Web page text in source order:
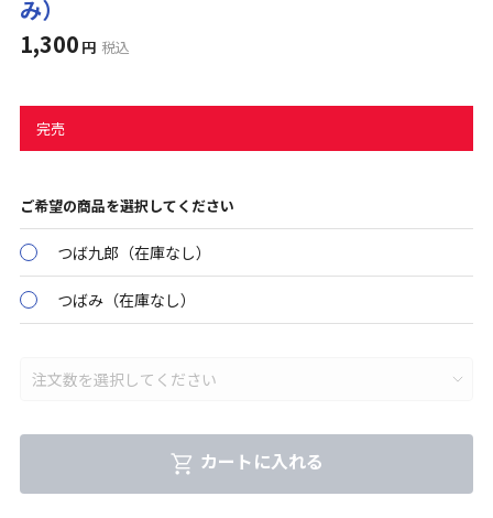
み）
1,300 円 税込
完売
ご希望の商品を選択してください
つば九郎（在庫なし）
つばみ（在庫なし）
カートに入れる